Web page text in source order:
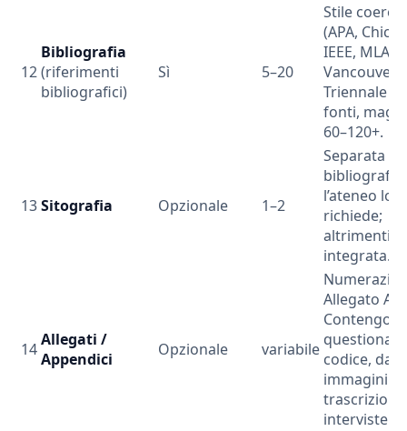
12
Bibliografia
(riferimenti
bibliografici)
Sì 5–20
Stile
(APA,
IEEE, MLA,
Vancouver).
Triennale
fonti,
60–120+.
13Sitografia Opzionale 1–2
Separata
bibliografia
l’ateneo lo
richiede;
altrimenti
integrata.
14Allegati /
Appendici
Opzionale variabile
Allegato A,
questionari,
codice,
immagini
trascrizioni
interviste.